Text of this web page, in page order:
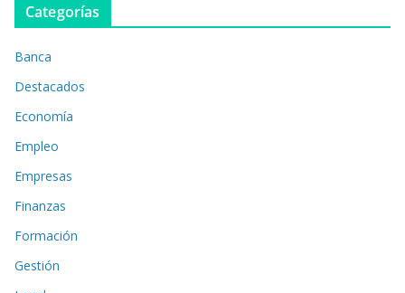
Categorías
Banca
Destacados
Economía
Empleo
Empresas
Finanzas
Formación
Gestión